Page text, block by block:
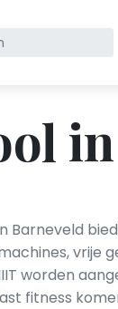
Barneveld
vrije
worden
fitness